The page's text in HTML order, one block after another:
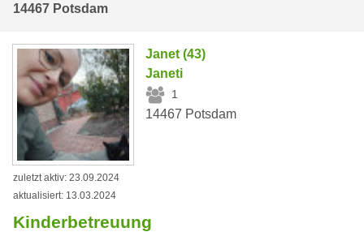
14467 Potsdam
Janet (43)
Janeti
1
14467 Potsdam
zuletzt aktiv: 23.09.2024
aktualisiert: 13.03.2024
Kinderbetreuung